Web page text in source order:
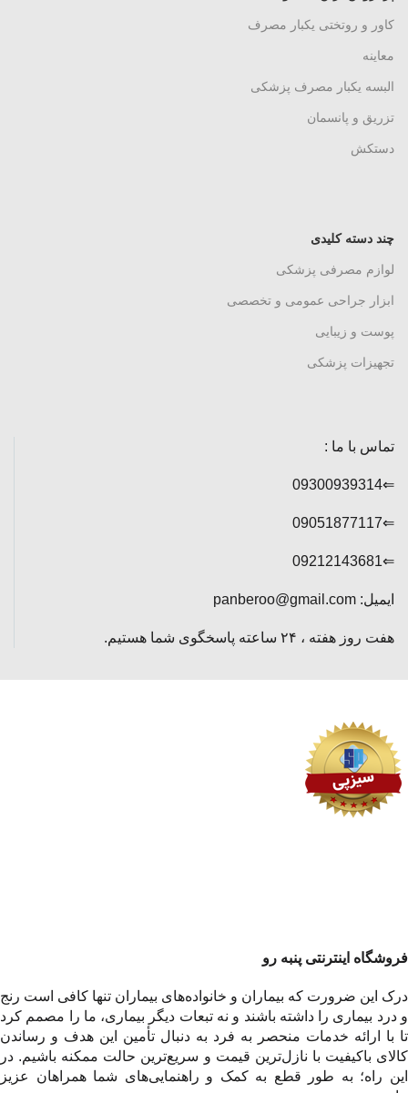
کاور و روتختی یکبار مصرف
معاینه
البسه یکبار مصرف پزشکی
تزریق و پانسمان
دستکش
چند دسته کلیدی
لوازم مصرفی پزشکی
ابزار جراحی عمومی و تخصصی
پوست و زیبایی
تجهیزات پزشکی
تماس با ما :
⇐09300939314
⇐09051877117
⇐09212143681
ایمیل: panberoo@gmail.com
هفت روز هفته ، ۲۴ ساعته پاسخگوی شما هستیم.
فروشگاه اینترنتی پنبه رو
درک این ضرورت که بیماران و خانواده‌های بیماران تنها کافی است رنج
و درد بیماری را داشته باشند و نه تبعات دیگر بیماری، ما را مصمم کرد
تا با ارائه خدمات منحصر به فرد به دنبال تأمین این هدف و رساندن
کالای باکیفیت با نازل‌ترین قیمت و سریع‌ترین حالت ممکنه باشیم. در
این راه؛ به طور قطع به کمک و راهنمایی‌های شما همراهان عزیز